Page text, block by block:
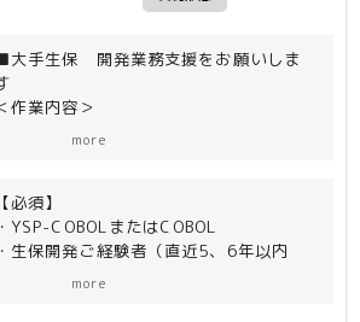
大手生保 開発業務支援をお願いしま
作業内容＞
more
【必須】
・YSP-COBOLまたはCOBOL
・生保開発ご経験者（直近5、6年以内
more